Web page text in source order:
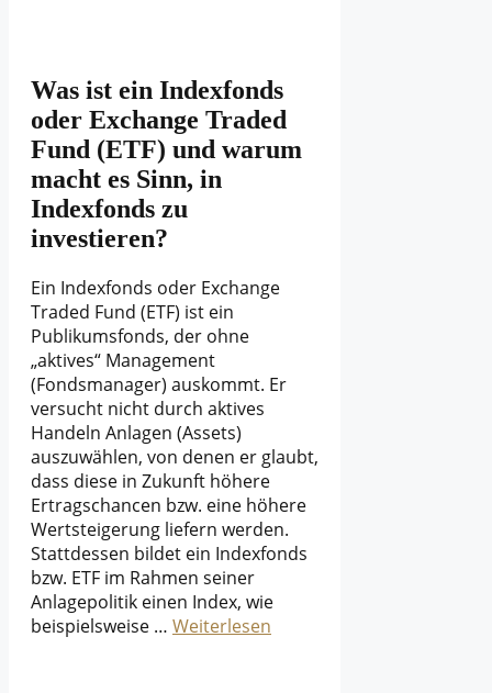
Was ist ein Indexfonds
oder Exchange Traded
Fund (ETF) und warum
macht es Sinn, in
Indexfonds zu
investieren?
Ein Indexfonds oder Exchange
Traded Fund (ETF) ist ein
Publikumsfonds, der ohne
„aktives“ Management
(Fondsmanager) auskommt. Er
versucht nicht durch aktives
Handeln Anlagen (Assets)
auszuwählen, von denen er glaubt,
dass diese in Zukunft höhere
Ertragschancen bzw. eine höhere
Wertsteigerung liefern werden.
Stattdessen bildet ein Indexfonds
bzw. ETF im Rahmen seiner
Anlagepolitik einen Index, wie
beispielsweise … Weiterlesen